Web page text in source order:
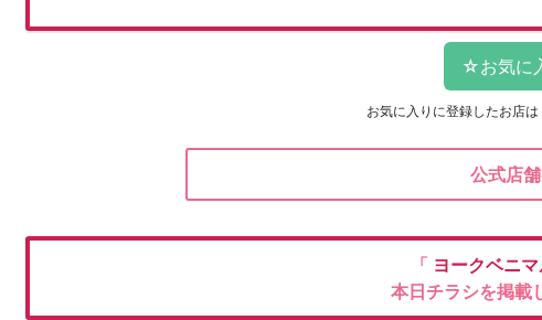
お気に入りに登録したお店は
公式店
「 ヨークベニ
本日チラシを掲載